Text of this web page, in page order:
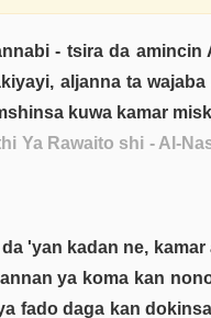
- tsira da
aljanna ta
kuwa kamar
Ya Rawaito shi - Al-
'yan kadan ne,
ya koma kan
fado daga kan